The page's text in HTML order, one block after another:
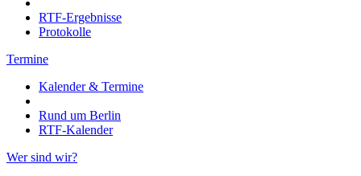
RTF-Ergebnisse
Protokolle
Termine
Kalender & Termine
Rund um Berlin
RTF-Kalender
Wer sind wir?